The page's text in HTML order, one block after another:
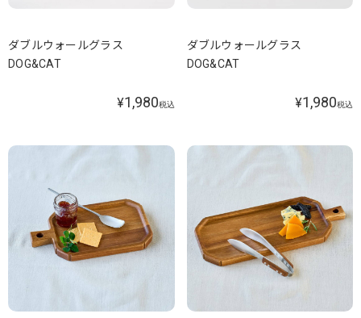
ダブルウォールグラス
DOG&CAT
¥1,980税込
ダブルウォールグラス
DOG&CAT
¥1,980税込